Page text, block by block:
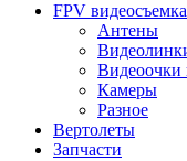
FPV видеосъемка
Антены
Камеры
Разное
Вертолеты
Запчасти